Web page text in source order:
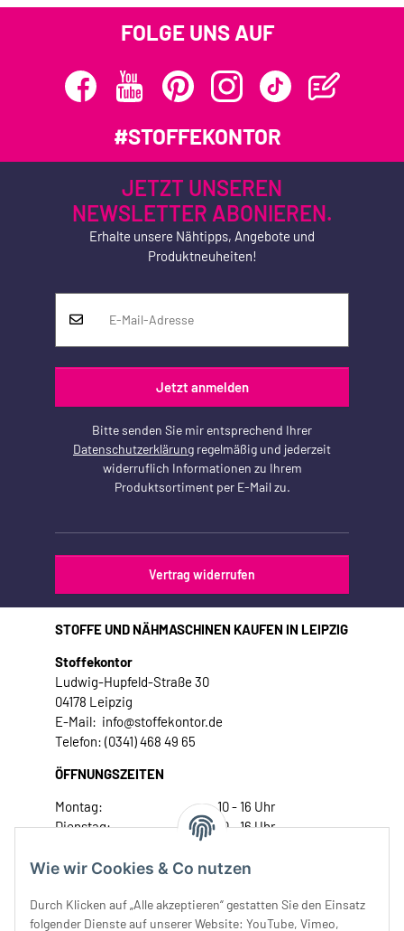
Wie wir Cookies & Co nutzen
Durch Klicken auf „Alle akzeptieren“ gestatten Sie den Einsatz
folgender Dienste auf unserer Website: YouTube, Vimeo,
FOLGE UNS AUF
#STOFFEKONTOR
JETZT UNSEREN
NEWSLETTER ABONIEREN.
Erhalte unsere Nähtipps, Angebote und
Produktneuheiten!
Jetzt anmelden
Bitte senden Sie mir entsprechend Ihrer
Datenschutzerklärung regelmäßig und jederzeit
widerruflich Informationen zu Ihrem
Produktsortiment per E-Mail zu.
Vertrag widerrufen
STOFFE UND NÄHMASCHINEN KAUFEN IN LEIPZIG
Stoffekontor
Ludwig-Hupfeld-Straße 30
04178 Leipzig
E-Mail: info@stoffekontor.de
Telefon: (0341) 468 49 65
ÖFFNUNGSZEITEN
Montag:
10 - 16 Uhr
Dienstag:
10 - 16 Uhr
Donnerstag:
10 - 18 Uhr
Samstag:
10 - 14 Uhr